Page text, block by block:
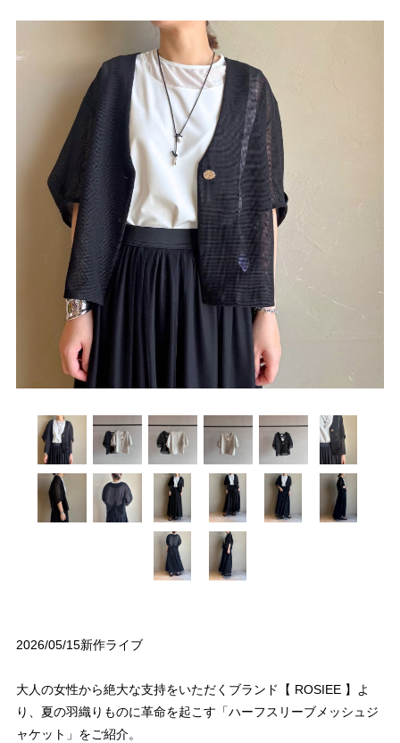
2026/05/15新作ライブ
大人の女性から絶大な支持をいただくブランド【 ROSIEE 】よ
り、夏の羽織りものに革命を起こす「ハーフスリーブメッシュジ
ャケット」をご紹介。